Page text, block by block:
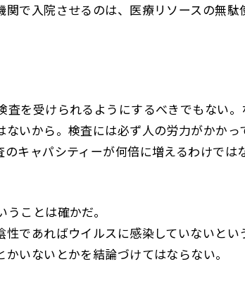
で入院させるのは、医療リソースの無駄
を受けられるようにするべきでもない。
いから。検査には必ず人の労力がかかっ
キャパシティーが何倍に増えるわけでは
ことは確かだ。
であればウイルスに感染していないとい
いないとかを結論づけてはならない。